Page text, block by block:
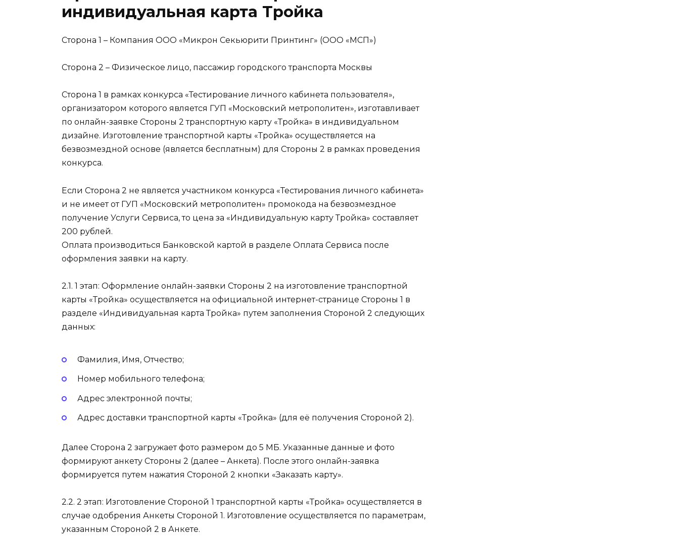
индивидуальная карта Тройка
Сторона 1 – Компания ООО «Микрон Секьюрити Принтинг» (ООО «МСП»)
Сторона 2 – Физическое лицо, пассажир городского транспорта Москвы
Сторона 1 в рамках конкурса «Тестирование личного кабинета пользователя»,
организатором которого является ГУП «Московский метрополитен», изготавливает
по онлайн-заявке Стороны 2 транспортную карту «Тройка» в индивидуальном
дизайне. Изготовление транспортной карты «Тройка» осуществляется на
безвозмездной основе (является бесплатным) для Стороны 2 в рамках проведения
конкурса.
Если Сторона 2 не является участником конкурса «Тестирования личного кабинета»
и не имеет от ГУП «Московский метрополитен» промокода на безвозмездное
получение Услуги Сервиса, то цена за «Индивидуальную карту Тройка» составляет
200 рублей.
Оплата производиться Банковской картой в разделе Оплата Сервиса после
оформления заявки на карту.
2.1. 1 этап: Оформление онлайн-заявки Стороны 2 на изготовление транспортной
карты «Тройка» осуществляется на официальной интернет-странице Стороны 1 в
разделе «Индивидуальная карта Тройка» путем заполнения Стороной 2 следующих
данных:
Фамилия, Имя, Отчество;
Номер мобильного телефона;
Адрес электронной почты;
Адрес доставки транспортной карты «Тройка» (для её получения Стороной 2).
Далее Сторона 2 загружает фото размером до 5 МБ. Указанные данные и фото
формируют анкету Стороны 2 (далее – Анкета). После этого онлайн-заявка
формируется путем нажатия Стороной 2 кнопки «Заказать карту».
2.2. 2 этап: Изготовление Стороной 1 транспортной карты «Тройка» осуществляется в
случае одобрения Анкеты Стороной 1. Изготовление осуществляется по параметрам,
указанным Стороной 2 в Анкете.